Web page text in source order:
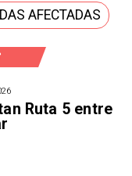
Ruta 5 entre
AFECTADAS